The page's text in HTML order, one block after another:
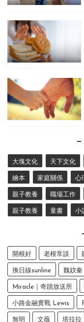
大塊文化 天下文化
繪本 家庭關係 心
親子教養 職場工作
親子教養 童書 小
開根好 老根常談
換日線sunline 魏妏秦
Miracle｜奇蹟放送所
小路金融實戰 Lewis
無明 文薇 塔拉拉